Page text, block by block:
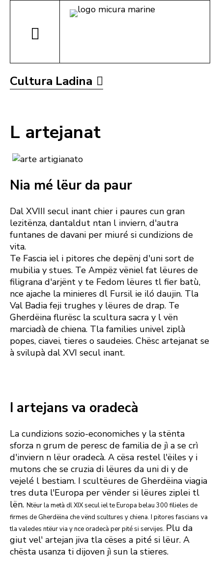
Cultura Ladina
L artejanat
Nia mé lëur da paur
Dal XVIII secul inant chier i paures cun gran
lezitënza, dantaldut ntan l inviern, d'autra
funtanes de davani per miuré si cundizions de
vita.
Te Fascia iel i pitores che depënj d'uni sort de
mubilia y stues. Te Ampëz vëniel fat lëures de
filigrana d'arjënt y te Fedom lëures tl fier batù,
nce ajache la minieres dl Fursil ie iló daujin. Tla
Val Badia feji trughes y lëures de drap. Te
Gherdëina flurësc la scultura sacra y l vën
marciadà de chiena. Tla families univel ziplà
popes, ciavei, tieres o saudeies. Chësc artejanat se
à svilupà dal XVI secul inant.
I artejans va oradecà
La cundizions sozio-economiches y la stënta
sforza n grum de peresc de familia de jì a se crì
d'inviern n lëur oradecà. A cësa restel l'ëiles y i
mutons che se cruzia di lëures da uni di y de
vejelé l bestiam. I scultëures de Gherdëina viagia
tres duta l'Europa per vënder si lëures ziplei tl
lën. Ntëur la metà dl XIX secul iel te Europa belau 300 filieles de
firmes de Gherdëina che vënd scultures y chiena. I pitores fascians va
tla valedes ntëur via y nce oradecà per pité si servijes. Plu da
giut vel' artejan jiva tla cëses a pité si lëur. A
chësta usanza ti dijoven jì sun la stieres.